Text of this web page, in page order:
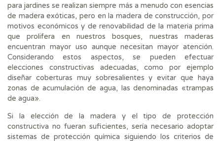
para jardines se realizan siempre más a menudo con esencias
de madera exóticas, pero en la madera de construcción, por
motivos económicos y de renovabilidad de la materia prima
que prolifera en nuestros bosques, nuestras maderas
encuentran mayor uso aunque necesitan mayor atención.
Considerando estos aspectos, se pueden efectuar
elecciones constructivas adecuadas, como por ejemplo
diseñar coberturas muy sobresalientes y evitar que haya
zonas de acumulación de agua, las denominadas «trampas
de agua».
Si la elección de la madera y el tipo de protección
constructiva no fueran suficientes, sería necesario adoptar
sistemas de protección química siguiendo los criterios de